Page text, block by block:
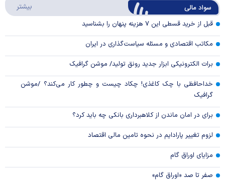
Video
سواد مالی بیشتر
قبل از خرید قسطی این ۷ هزینه پنهان را بشناسید
مکاتب اقتصادی و مسئله سیاست‌گذاری در ایران
برات الکترونیکی ابزار جدید رونق تولید/ موشن گرافیک
خداحافظی با چک کاغذی! چکاد چیست و چطور کار می‌کند؟ /موشن
گرافیک
برای در امان ماندن از کلاهبرداری بانکی چه باید کرد؟
لزوم تغییر پارادایم در نحوه تامین مالی اقتصاد
مزایای اوراق گام
صفر تا صد «اوراق گام»